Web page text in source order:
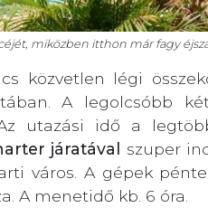
miközben itthon már fagy
közvetlen légi
A legolcsóbb
utazási idő a
járatával szuper
város. A gépek
A menetidő kb. 6 óra.